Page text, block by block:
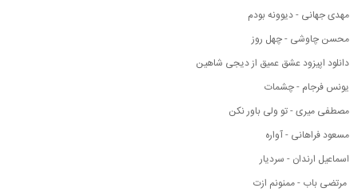
مهدی جهانی - دیوونه بودم
محسن چاوشی - چهل روز
دانلود اپیزود عشق عمیق از دیجی شاهین
یونس فرجام - چشمات
مصطفی میری - تو ولی باور نکن
مسعود فراهانی - آواره
اسماعیل ارندان - سردیار
مرتضی باب - ممنونم ازت